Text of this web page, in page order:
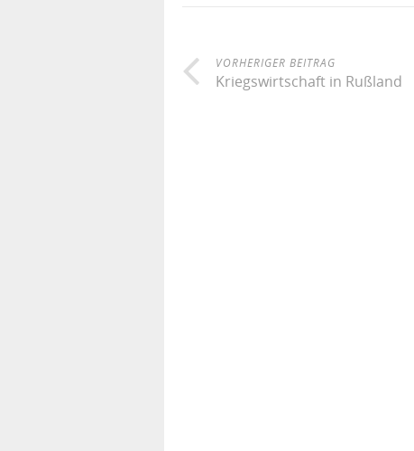
VORHERIGER BEITRAG
Kriegswirtschaft in Rußland